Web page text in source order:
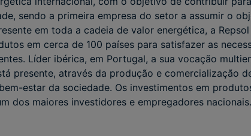
sendo a primeira empresa do setor a assumir o
em toda a cadeia de valor energética, a
em cerca de 100 países para satisfazer as
Líder ibérica, em Portugal, a sua vocação
presente, através da produção e comercialização
estar da sociedade. Os investimentos em
dos maiores investidores e empregadores nacionais.